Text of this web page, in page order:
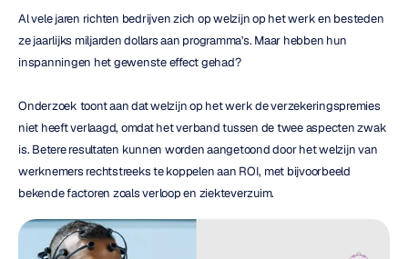
Al vele jaren richten bedrijven zich op welzijn op het werk en besteden
ze jaarlijks miljarden dollars aan programma's. Maar hebben hun
inspanningen het gewenste effect gehad?
Onderzoek toont aan dat welzijn op het werk de verzekeringspremies
niet heeft verlaagd, omdat het verband tussen de twee aspecten zwak
is. Betere resultaten kunnen worden aangetoond door het welzijn van
werknemers rechtstreeks te koppelen aan ROI, met bijvoorbeeld
bekende factoren zoals verloop en ziekteverzuim.